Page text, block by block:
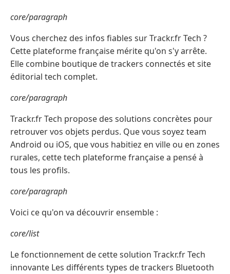
core/paragraph
Vous cherchez des infos fiables sur Trackr.fr Tech ?
Cette plateforme française mérite qu'on s'y arrête.
Elle combine boutique de trackers connectés et site
éditorial tech complet.
core/paragraph
Trackr.fr Tech propose des solutions concrètes pour
retrouver vos objets perdus. Que vous soyez team
Android ou iOS, que vous habitiez en ville ou en zones
rurales, cette tech plateforme française a pensé à
tous les profils.
core/paragraph
Voici ce qu'on va découvrir ensemble :
core/list
Le fonctionnement de cette solution Trackr.fr Tech
innovante Les différents types de trackers Bluetooth